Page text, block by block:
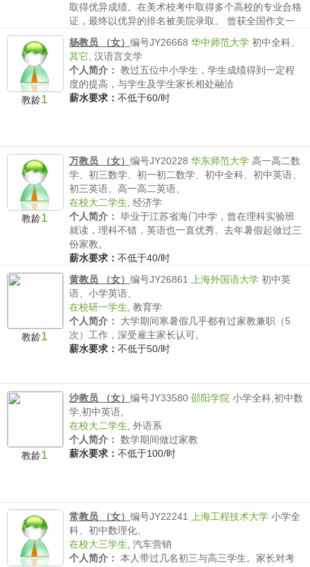
取得优异成绩。在美术校考中取得多个高校的专业合格
证，最终以优异的排名被美院录取。 曾获全国作文一
薪水要求：不低于40/时
教龄1
杨教员 （女） 编号JY26668 华中师范大学 初中全科、
其它 汉语言文学
个人简介： 教过五位中小学生，学生成绩得到一定程
度的提高，与学生及学生家长相处融洽
薪水要求： 不低于60/时
教龄1
万教员 （女） 编号JY20228 华东师范大学 高一高二数
学、初三数学、初一初二数学、初中全科、初中英语、
初三英语、高一高二英语、
在校大二学生 经济学
个人简介： 毕业于江苏省海门中学，曾在理科实验班
就读，理科不错，英语也一直优秀。去年暑假起做过三
份家教。
薪水要求： 不低于40/时
教龄1
黄教员 （女） 编号JY26861 上海外国语大学 初中英
语、小学英语、
在校研一学生 教育学
个人简介：
大学期间寒暑假几乎都有过家教兼职（5
次）工作，深受雇主家长认可。
薪水要求： 不低于50/时
教龄1
沙教员 （女） 编号JY33580 邵阳学院 小学全科,初中数
学,初中英语,
在校大二学生 外语系
个人简介： 数学期间做过家教
薪水要求： 不低于100/时
常教员 （女） 编号JY22241 上海工程技术大学 小学全
科、初中数理化、
在校大三学生 汽车营销
个人简介： 本人带过几名初三与高三学生。家长对考